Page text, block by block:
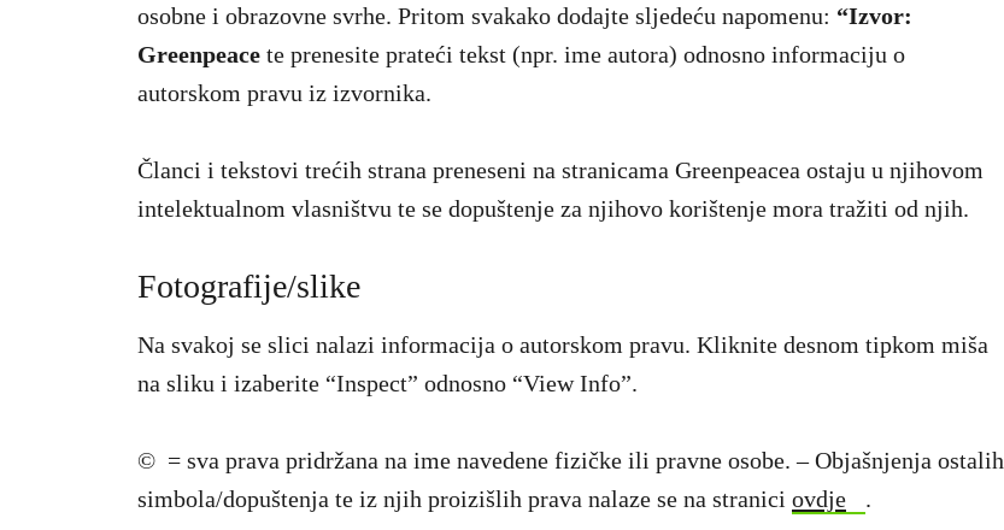
osobne i obrazovne svrhe. Pritom svakako dodajte sljedeću napomenu: “Izvor:
Greenpeace te prenesite prateći tekst (npr. ime autora) odnosno informaciju o
autorskom pravu iz izvornika.
Članci i tekstovi trećih strana preneseni na stranicama Greenpeacea ostaju u njihovom
intelektualnom vlasništvu te se dopuštenje za njihovo korištenje mora tražiti od njih.
Fotografije/slike
Na svakoj se slici nalazi informacija o autorskom pravu. Kliknite desnom tipkom miša
na sliku i izaberite “Inspect” odnosno “View Info”.
© = sva prava pridržana na ime navedene fizičke ili pravne osobe. – Objašnjenja ostalih
simbola/dopuštenja te iz njih proizišlih prava nalaze se na stranici ovdje .